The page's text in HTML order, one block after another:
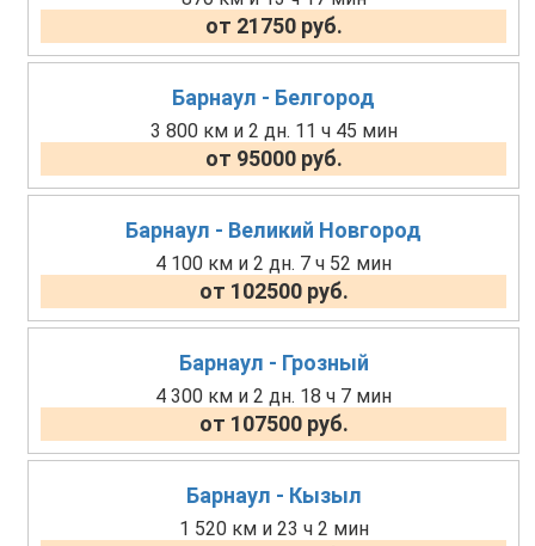
от 21750 руб.
Барнаул - Белгород
3 800 км и 2 дн. 11 ч 45 мин
от 95000 руб.
Барнаул - Великий Новгород
4 100 км и 2 дн. 7 ч 52 мин
от 102500 руб.
Барнаул - Грозный
4 300 км и 2 дн. 18 ч 7 мин
от 107500 руб.
Барнаул - Кызыл
1 520 км и 23 ч 2 мин